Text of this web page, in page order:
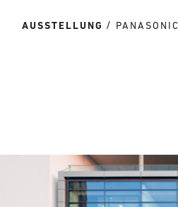
AUSSTELLUNG PANASONIC